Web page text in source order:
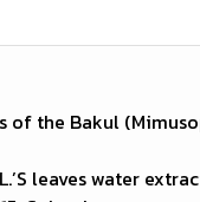
the Bakul
leaves water